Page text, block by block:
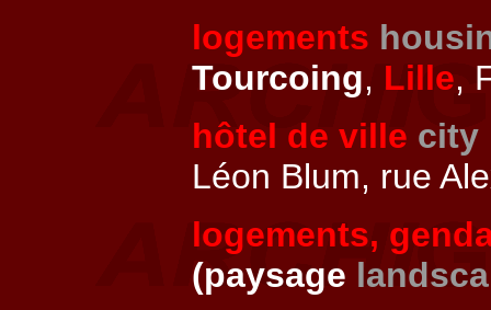
logements
Tourcoing, Lille,
hôtel de ville city
Léon Blum, rue
logements,
(paysage